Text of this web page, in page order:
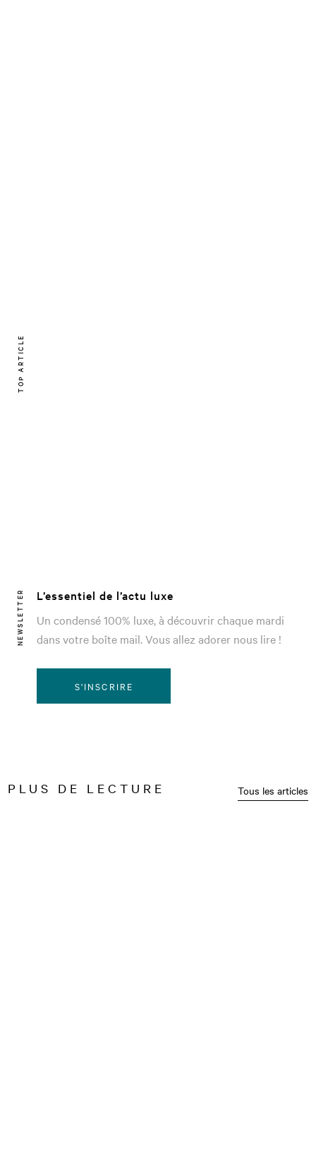
TOP ARTICLE
NEWSLETTER
L’essentiel de l’actu luxe
Un condensé 100% luxe, à découvrir chaque mardi
dans votre boîte mail. Vous allez adorer nous lire !
S'INSCRIRE
PLUS DE LECTURE Tous les articles